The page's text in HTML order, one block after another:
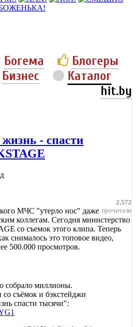
Богема
Блогеры
Бизнес
Каталог
hit.by
- спасти
2,572
прочитали
МЧС "утерло нос" даже
коллегам. Сегодня министерство
со съемок этого клипа. Теперь
снималось это топовое видео,
500.000 просмотров.
собрало миллионы.
съёмок и бэкстейджи
спасти тысячи":